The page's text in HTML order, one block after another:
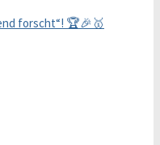
forscht“! 🏆🎉🥇